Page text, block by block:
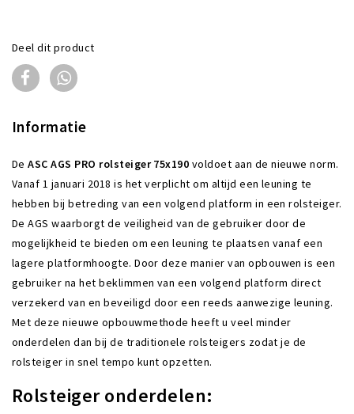
Deel dit product
Informatie
DeASC AGS PRO rolsteiger 75x190 voldoet aan de nieuwe norm.
Vanaf 1 januari 2018 is het verplicht om altijd een leuning te
hebben bij betreding van een volgend platform in een rolsteiger.
De AGS waarborgt de veiligheid van de gebruiker door de
mogelijkheid te bieden om een leuning te plaatsen vanaf een
lagere platformhoogte. Door deze manier van opbouwen is een
gebruiker na het beklimmen van een volgend platform direct
verzekerd van en beveiligd door een reeds aanwezige leuning.
Met deze nieuwe opbouwmethode heeft u veel minder
onderdelen dan bij de traditionele rolsteigers zodat je de
rolsteiger in snel tempo kunt opzetten.
Rolsteiger onderdelen: